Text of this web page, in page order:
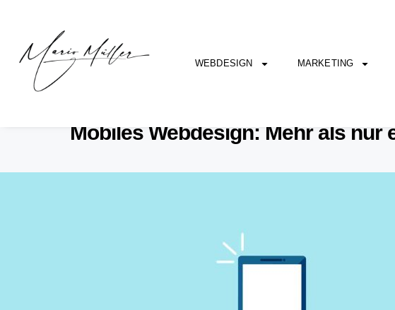
WEBDESIGN MARKETING
Mobiles Webdesign: Mehr als nur